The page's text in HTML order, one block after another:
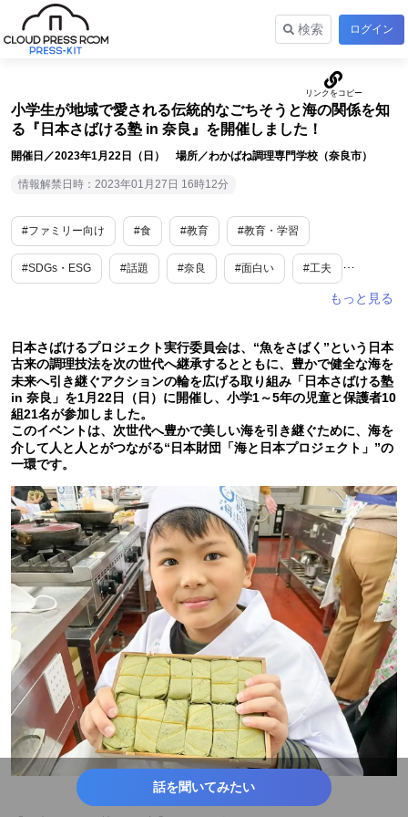
検索 ログイン
小学生が地域で愛される伝統的なごちそうと海の関係を知
る『日本さばける塾 in 奈良』を開催しました！
開催日／2023年1月22日（日） 場所／わかばね調理専門学校（奈良市）
情報解禁日時：2023年01月27日 16時12分
#ファミリー向け #食 #教育 #教育・学習
#SDGs・ESG #話題 #奈良 #面白い #工夫
日本さばけるプロジェクト実行委員会は、“魚をさばく”という日本
古来の調理技法を次の世代へ継承するとともに、豊かで健全な海を
未来へ引き継ぐアクションの輪を広げる取り組み「日本さばける塾
in 奈良」を1月22日（日）に開催し、小学1～5年の児童と保護者10
組21名が参加しました。
このイベントは、次世代へ豊かで美しい海を引き継ぐために、海を
介して人と人とがつながる“日本財団「海と日本プロジェクト」”の
一環です。
話を聞いてみたい